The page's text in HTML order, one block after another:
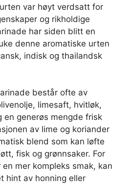
var høyt verdsatt for
og rikholdige
har siden blitt en
denne aromatiske urten
indisk og thailandsk
består ofte av
limesaft, hvitløk,
en generøs mengde frisk
av lime og koriander
blend som kan løfte
fisk og grønnsaker. For
mer kompleks smak, kan
hint av honning eller